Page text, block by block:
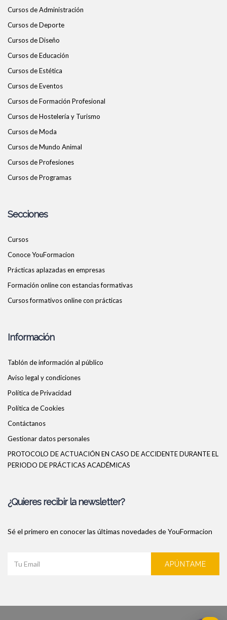
Cursos de Administración
Cursos de Deporte
Cursos de Diseño
Cursos de Educación
Cursos de Estética
Cursos de Eventos
Cursos de Formación Profesional
Cursos de Hostelería y Turismo
Cursos de Moda
Cursos de Mundo Animal
Cursos de Profesiones
Cursos de Programas
Secciones
Cursos
Conoce YouFormacion
Prácticas aplazadas en empresas
Formación online con estancias formativas
Cursos formativos online con prácticas
Información
Tablón de información al público
Aviso legal y condiciones
Política de Privacidad
Política de Cookies
Contáctanos
Gestionar datos personales
PROTOCOLO DE ACTUACIÓN EN CASO DE ACCIDENTE DURANTE EL
PERIODO DE PRÁCTICAS ACADÉMICAS
¿Quieres recibir la newsletter?
Sé el primero en conocer las últimas novedades de YouFormacion
APÚNTAME